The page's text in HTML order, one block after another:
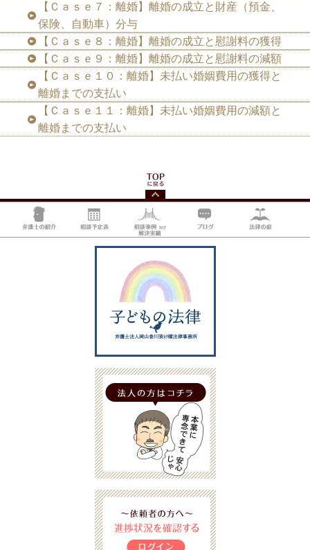
【Ｃａｓｅ７：離婚】離婚の成立と財産（預金、
保険、自動車）分与
【Ｃａｓｅ８：離婚】離婚の成立と慰謝料の獲得
【Ｃａｓｅ９：離婚】離婚の成立と慰謝料の減額
【Ｃａｓｅ１０：離婚】未払い婚姻費用の獲得と
離婚までの支払い
【Ｃａｓｅ１１：離婚】未払い婚姻費用の減額と
離婚までの支払い